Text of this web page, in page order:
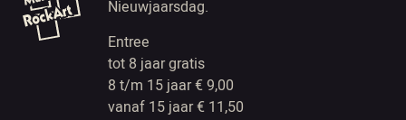
Nieuwjaarsdag.
Entree
tot 8 jaar gratis
8 t/m 15 jaar € 9,00
vanaf 15 jaar € 11,50